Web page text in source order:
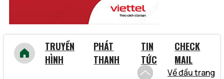
TRUYỀN
HÌNH
PHÁT
THANH
TIN
TỨC
CHECK
MAIL
Về đầu trang